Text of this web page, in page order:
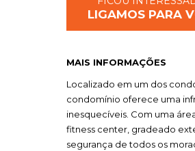
LIGAMOS PARA
MAIS INFORMAÇÕES
Localizado em um dos
condomínio oferece uma
inesquecíveis. Com uma
fitness center, gradeado
segurança de todos os